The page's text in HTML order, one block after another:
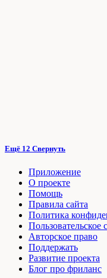
Ещё 12 Свернуть
Приложение
О проекте
Помощь
Правила сайта
Политика
Пользовательское
Авторское право
Поддержать
Развитие проекта
Блог про фриланс